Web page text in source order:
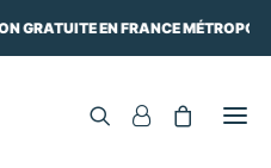
GRATUITE EN FRANCE